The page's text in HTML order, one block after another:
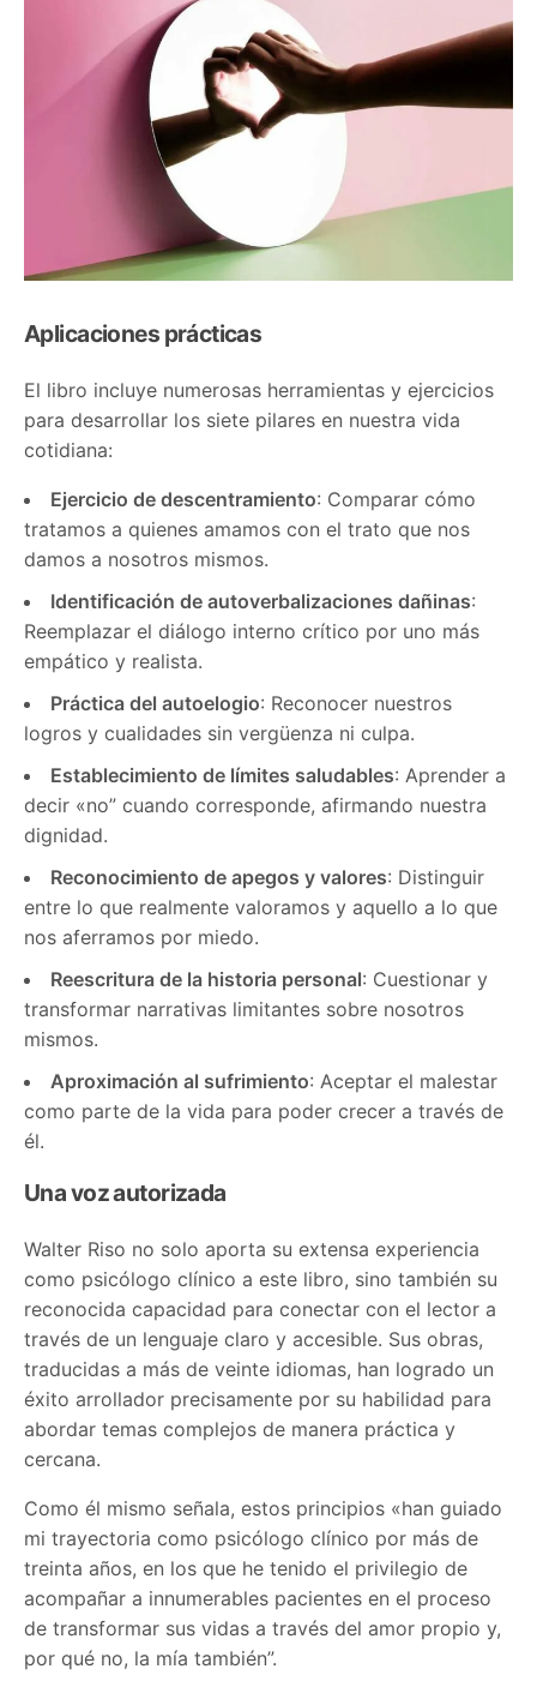
Aplicaciones prácticas
El libro incluye numerosas herramientas y ejercicios
para desarrollar los siete pilares en nuestra vida
cotidiana:
Ejercicio de descentramiento: Comparar cómo
tratamos a quienes amamos con el trato que nos
damos a nosotros mismos.
Identificación de autoverbalizaciones dañinas:
Reemplazar el diálogo interno crítico por uno más
empático y realista.
Práctica del autoelogio: Reconocer nuestros
logros y cualidades sin vergüenza ni culpa.
Establecimiento de límites saludables: Aprender a
decir «no” cuando corresponde, afirmando nuestra
dignidad.
Reconocimiento de apegos y valores: Distinguir
entre lo que realmente valoramos y aquello a lo que
nos aferramos por miedo.
Reescritura de la historia personal: Cuestionar y
transformar narrativas limitantes sobre nosotros
mismos.
Aproximación al sufrimiento: Aceptar el malestar
como parte de la vida para poder crecer a través de
él.
Una voz autorizada
Walter Riso no solo aporta su extensa experiencia
como psicólogo clínico a este libro, sino también su
reconocida capacidad para conectar con el lector a
través de un lenguaje claro y accesible. Sus obras,
traducidas a más de veinte idiomas, han logrado un
éxito arrollador precisamente por su habilidad para
abordar temas complejos de manera práctica y
cercana.
Como él mismo señala, estos principios «han guiado
mi trayectoria como psicólogo clínico por más de
treinta años, en los que he tenido el privilegio de
acompañar a innumerables pacientes en el proceso
de transformar sus vidas a través del amor propio y,
por qué no, la mía también”.